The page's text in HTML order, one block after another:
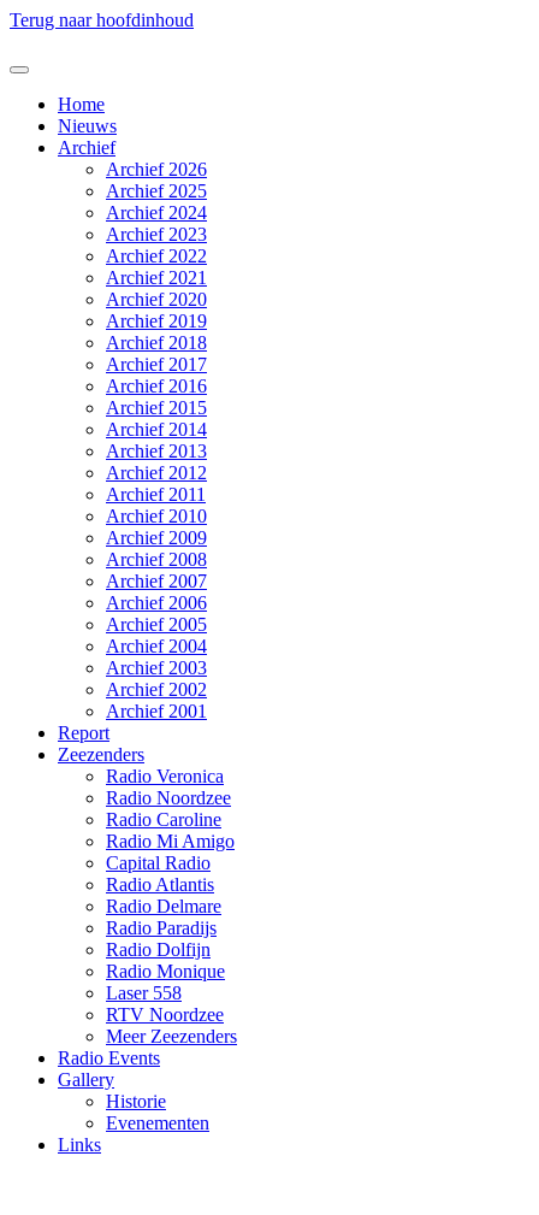
Terug naar hoofdinhoud
Home
Nieuws
Archief
Archief 2026
Archief 2025
Archief 2024
Archief 2023
Archief 2022
Archief 2021
Archief 2020
Archief 2019
Archief 2018
Archief 2017
Archief 2016
Archief 2015
Archief 2014
Archief 2013
Archief 2012
Archief 2011
Archief 2010
Archief 2009
Archief 2008
Archief 2007
Archief 2006
Archief 2005
Archief 2004
Archief 2003
Archief 2002
Archief 2001
Report
Zeezenders
Radio Veronica
Radio Noordzee
Radio Caroline
Radio Mi Amigo
Capital Radio
Radio Atlantis
Radio Delmare
Radio Paradijs
Radio Dolfijn
Radio Monique
Laser 558
RTV Noordzee
Meer Zeezenders
Radio Events
Gallery
Historie
Evenementen
Links